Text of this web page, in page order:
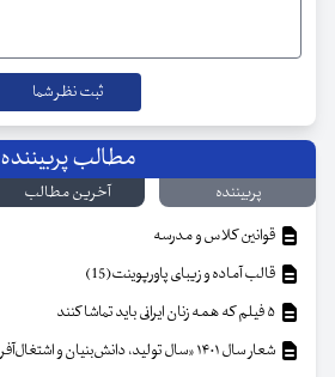
مطالب پربیننده
پربیننده
آخرین مطالب
قوانین کلاس و مدرسه
قالب آماده و زیبای پاورپوینت(15)
شعار سال ۱۴۰۱ «سال تولید، دانش‌بنیان و اشتغال‌آفرین»